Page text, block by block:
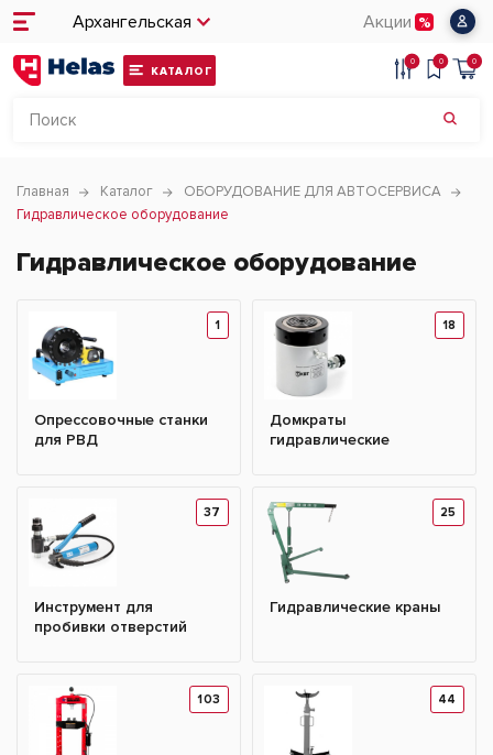
Архангельская Акции
КАТАЛОГ
0 0 0
Главная Каталог
ОБОРУДОВАНИЕ ДЛЯ АВТОСЕРВИСА
Гидравлическое оборудование
Гидравлическое оборудование
1
Опрессовочные станки
для РВД
18
Домкраты
гидравлические
37
Инструмент для
пробивки отверстий
25
Гидравлические краны
103 44